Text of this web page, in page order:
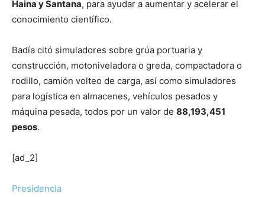
Haina y Santana, para ayudar a aumentar y acelerar el
conocimiento científico.
Badía citó simuladores sobre grúa portuaria y
construcción, motoniveladora o greda, compactadora o
rodillo, camión volteo de carga, así como simuladores
para logística en almacenes, vehículos pesados y
máquina pesada, todos por un valor de 88,193,451
pesos.
[ad_2]
Presidencia